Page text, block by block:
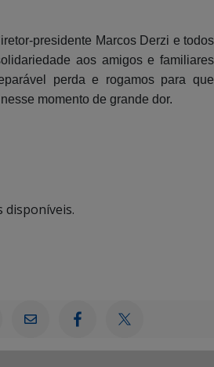
presidente Marcos Derzi e todos
aos amigos e familiares
perda e rogamos para que
momento de grande dor.
disponíveis.